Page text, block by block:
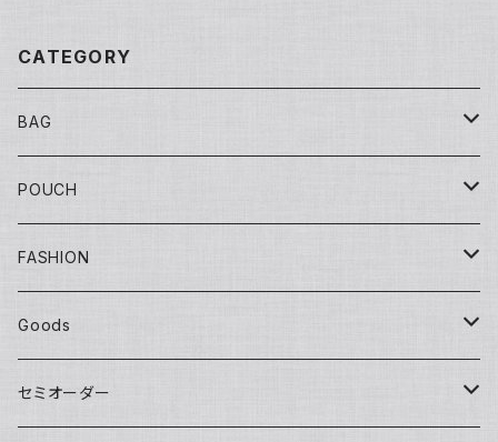
CATEGORY
BAG
Tote
Yuko bag
Huge bag
Sisal
Sisal round
Sisal pochette
Banana
Other
POUCH
Flat
Embroidery（刺繍）
LOVE
マチ付き
Big pouch
FASHION
Adult
One piece
Kids
Goods
Hat
セミオーダー